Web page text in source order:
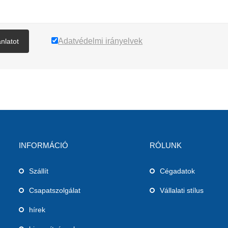
Adatvédelmi irányelvek
INFORMÁCIÓ
Szállít
Csapatszolgálat
hírek
RÓLUNK
Cégadatok
Vállalati stílus